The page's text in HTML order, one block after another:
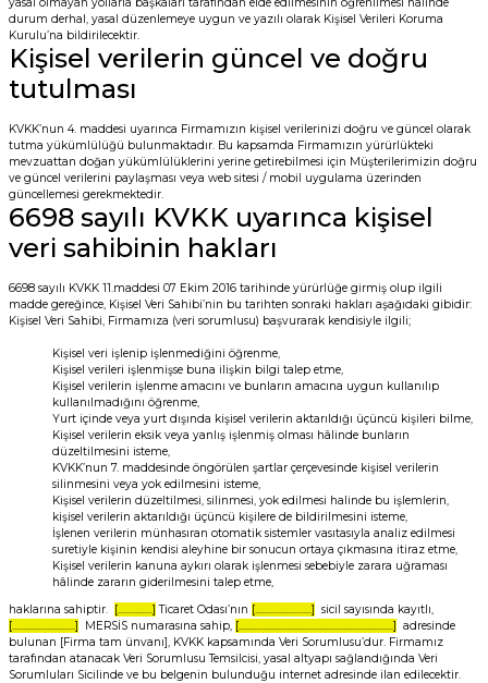
durum derhal, yasal düzenlemeye uygun ve yazılı olarak Kişisel Verileri Koruma
Kurulu’na bildirilecektir.
Kişisel verilerin güncel ve doğru
tutulması
KVKK’nun 4. maddesi uyarınca Firmamızın kişisel verilerinizi doğru ve güncel olarak
tutma yükümlülüğü bulunmaktadır. Bu kapsamda Firmamızın yürürlükteki
mevzuattan doğan yükümlülüklerini yerine getirebilmesi için Müşterilerimizin doğru
ve güncel verilerini paylaşması veya web sitesi / mobil uygulama üzerinden
güncellemesi gerekmektedir.
6698 sayılı KVKK uyarınca kişisel
veri sahibinin hakları
6698 sayılı KVKK 11.maddesi 07 Ekim 2016 tarihinde yürürlüğe girmiş olup ilgili
madde gereğince, Kişisel Veri Sahibi’nin bu tarihten sonraki hakları aşağıdaki gibidir:
Kişisel Veri Sahibi, Firmamıza (veri sorumlusu) başvurarak kendisiyle ilgili;
Kişisel veri işlenip işlenmediğini öğrenme,
Kişisel verileri işlenmişse buna ilişkin bilgi talep etme,
Kişisel verilerin işlenme amacını ve bunların amacına uygun kullanılıp
kullanılmadığını öğrenme,
Yurt içinde veya yurt dışında kişisel verilerin aktarıldığı üçüncü kişileri bilme,
Kişisel verilerin eksik veya yanlış işlenmiş olması hâlinde bunların
düzeltilmesini isteme,
KVKK’nun 7. maddesinde öngörülen şartlar çerçevesinde kişisel verilerin
silinmesini veya yok edilmesini isteme,
Kişisel verilerin düzeltilmesi, silinmesi, yok edilmesi halinde bu işlemlerin,
kişisel verilerin aktarıldığı üçüncü kişilere de bildirilmesini isteme,
İşlenen verilerin münhasıran otomatik sistemler vasıtasıyla analiz edilmesi
suretiyle kişinin kendisi aleyhine bir sonucun ortaya çıkmasına itiraz etme,
Kişisel verilerin kanuna aykırı olarak işlenmesi sebebiyle zarara uğraması
hâlinde zararın giderilmesini talep etme,
haklarına sahiptir. [................] Ticaret Odası’nın [..........................] sicil sayısında kayıtlı,
[.............................] MERSİS numarasına sahip, [.......................................................................] adresinde
bulunan [Firma tam ünvanı], KVKK kapsamında Veri Sorumlusu’dur. Firmamız
tarafından atanacak Veri Sorumlusu Temsilcisi, yasal altyapı sağlandığında Veri
Sorumluları Sicilinde ve bu belgenin bulunduğu internet adresinde ilan edilecektir.